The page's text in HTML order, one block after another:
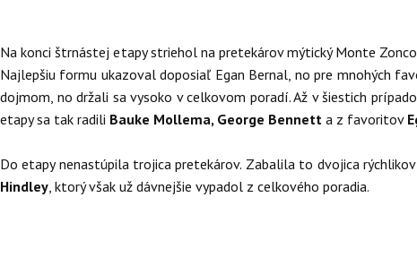
Na konci štrnástej etapy striehol na pretekárov mýtický Monte
Najlepšiu formu ukazoval doposiaľ Egan Bernal, no pre mnohých
dojmom, no držali sa vysoko v celkovom poradí. Až v šiestich
etapy sa tak radili Bauke Mollema, George Bennett a z favoritov
Do etapy nenastúpila trojica pretekárov. Zabalila to dvojica rýchlikov
Hindley, ktorý však už dávnejšie vypadol z celkového poradia.